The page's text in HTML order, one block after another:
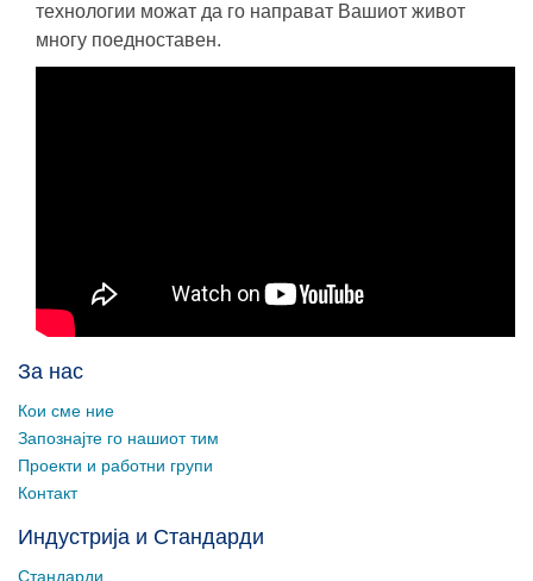
технологии можат да го направат Вашиот живот
многу поедноставен.
За нас
Кои сме ние
Запознајте го нашиот тим
Проекти и работни групи
Контакт
Индустрија и Стандарди
Стандарди